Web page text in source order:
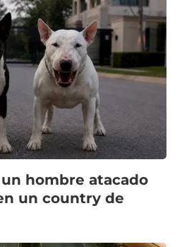
hombre atacado
un country de